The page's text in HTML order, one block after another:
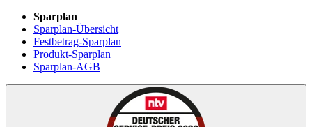
Sparplan
Sparplan-Übersicht
Festbetrag-Sparplan
Produkt-Sparplan
Sparplan-AGB